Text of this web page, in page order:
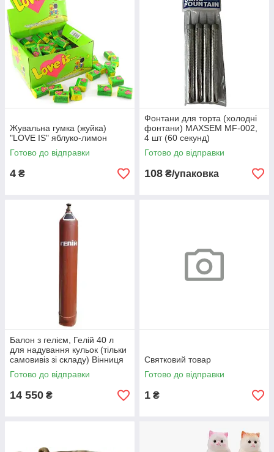
Жувальна гумка (жуйка)
"LOVE IS" яблуко-лимон
Готово до відправки
4 ₴
Фонтани для торта (холодні
фонтани) MAXSEM MF-002,
4 шт (60 секунд)
Готово до відправки
108 ₴/упаковка
Балон з гелієм, Гелій 40 л
для надування кульок (тільки
самовивіз зі складу) Вінниця
Готово до відправки
14 550 ₴
Святковий товар
Готово до відправки
1 ₴